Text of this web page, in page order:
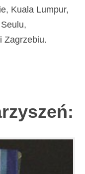
Kuala Lumpur,
Zagrzebiu.